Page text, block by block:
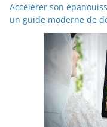
Accélérer son
un guide moderne de